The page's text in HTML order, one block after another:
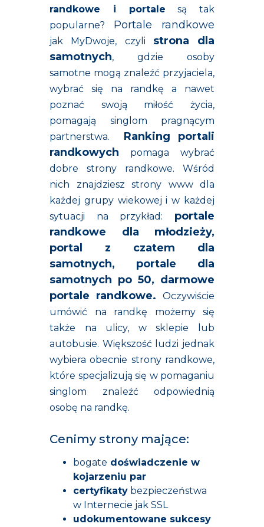
randkowe i portale są tak
popularne? Portale randkowe
jak MyDwoje, czyli strona dla
samotnych, gdzie osoby
samotne mogą znaleźć przyjaciela,
wybrać się na randkę a nawet
poznać swoją miłość życia,
pomagają singlom pragnącym
partnerstwa. Ranking portali
randkowych pomaga wybrać
dobre strony randkowe. Wśród
nich znajdziesz strony www dla
każdej grupy wiekowej i w każdej
sytuacji na przykład: portale
randkowe dla młodzieży,
portal z czatem dla
samotnych, portale dla
samotnych po 50, darmowe
portale randkowe. Oczywiście
umówić na randkę możemy się
także na ulicy, w sklepie lub
autobusie. Większość ludzi jednak
wybiera obecnie strony randkowe,
które specjalizują się w pomaganiu
singlom znaleźć odpowiednią
osobę na randkę.
Cenimy strony mające:
bogate doświadczenie w
kojarzeniu par
certyfikaty bezpieczeństwa
w Internecie jak SSL
udokumentowane sukcesy